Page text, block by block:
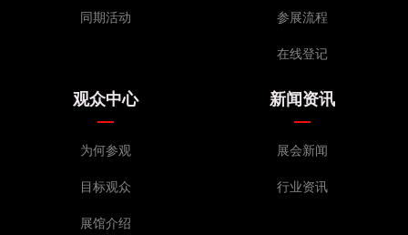
同期活动 参展流程
在线登记
观众中心
为何参观
目标观众
展馆介绍
新闻资讯
展会新闻
行业资讯